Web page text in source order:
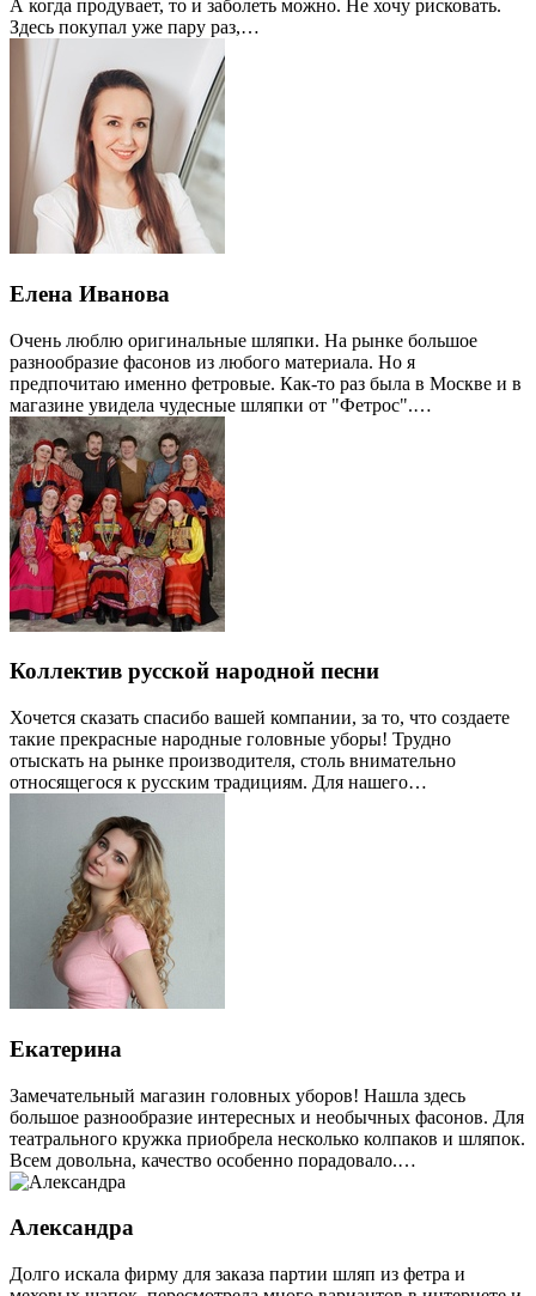
А когда продувает, то и заболеть можно. Не хочу рисковать.
Здесь покупал уже пару раз,…
Елена Иванова
Очень люблю оригинальные шляпки. На рынке большое
разнообразие фасонов из любого материала. Но я
предпочитаю именно фетровые. Как-то раз была в Москве и в
магазине увидела чудесные шляпки от "Фетрос".…
Коллектив русской народной песни
Хочется сказать спасибо вашей компании, за то, что создаете
такие прекрасные народные головные уборы! Трудно
отыскать на рынке производителя, столь внимательно
относящегося к русским традициям. Для нашего…
Екатерина
Замечательный магазин головных уборов! Нашла здесь
большое разнообразие интересных и необычных фасонов. Для
театрального кружка приобрела несколько колпаков и шляпок.
Всем довольна, качество особенно порадовало.…
Александра
Долго искала фирму для заказа партии шляп из фетра и